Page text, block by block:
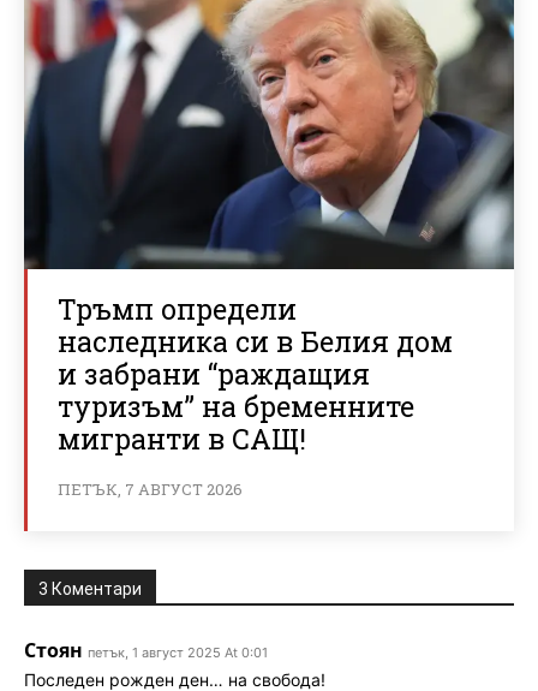
Тръмп определи
наследника си в Белия дом
и забрани “раждащия
туризъм” на бременните
мигранти в САЩ!
ПЕТЪК, 7 АВГУСТ 2026
3 Коментари
Стоян петък, 1 август 2025 At 0:01
Последен рожден ден… на свобода!